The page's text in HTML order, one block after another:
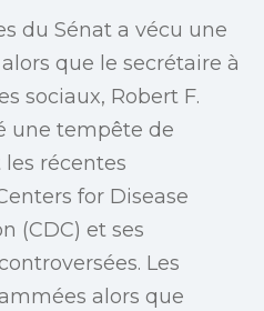
du Sénat a vécu une
que le secrétaire à
sociaux, Robert F.
une tempête de
récentes
for Disease
(CDC) et ses
Les
alors que